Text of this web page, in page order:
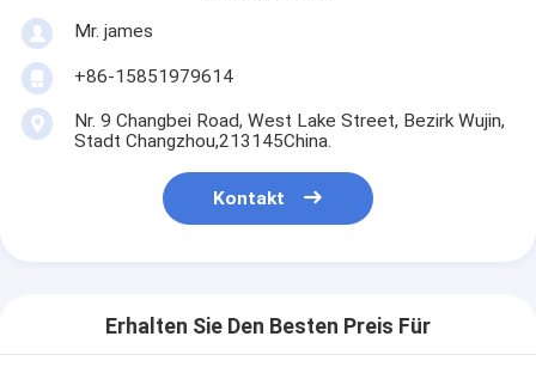
Mr. james
+86-15851979614
Nr. 9 Changbei Road, West Lake Street, Bezirk Wujin,
Stadt Changzhou,213145China.
Kontakt
Erhalten Sie Den Besten Preis Für